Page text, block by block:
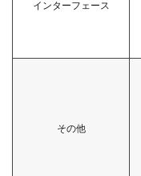
インターフェース
その他